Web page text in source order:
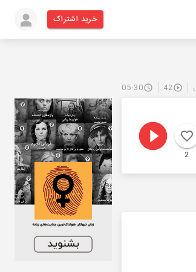
خرید اشتراک
42
05:30
2